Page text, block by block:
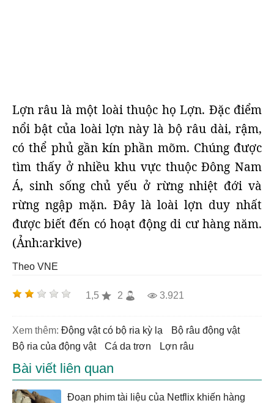
Lợn râu là một loài thuộc họ Lợn. Đặc điểm
nổi bật của loài lợn này là bộ râu dài, rậm,
có thể phủ gần kín phần mõm. Chúng được
tìm thấy ở nhiều khu vực thuộc Đông Nam
Á, sinh sống chủ yếu ở rừng nhiệt đới và
rừng ngập mặn. Đây là loài lợn duy nhất
được biết đến có hoạt động di cư hàng năm.
(Ảnh:arkive)
Theo VNE
1,5 2 3.921
Xem thêm: động vật có bộ ria kỳ lạ
bộ râu động vật
bộ ria của động vật
cá da trơn lợn râu
Bài viết liên quan
Đoạn phim tài liệu của Netflix khiến hàng